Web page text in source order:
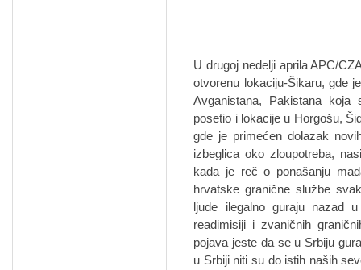
U drugoj nedelji aprila APC/
otvorenu lokaciju-Šikaru, gde
Avganistana, Pakistana
posetio i lokacije u Horgošu,
gde je primećen dolazak
izbeglica oko zloupotreba,
kada je reč o ponašanju
hrvatske granične službe
ljude ilegalno guraju nazad
readimisiji i zvaničnih
pojava jeste da se u Srbiju
u Srbiji niti su do istih naših